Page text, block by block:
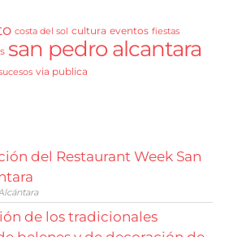
costa del sol cultura eventos fiestas
san pedro alcantara
via publica
del Restaurant Week San
de los tradicionales